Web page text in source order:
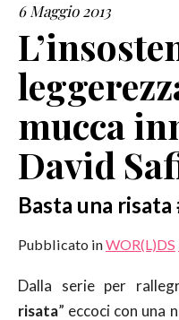
6 Maggio 2013
mucca
David
Basta una risata
Pubblicato inWOR(L)DS
Dalla serie per
risata” eccoci con una